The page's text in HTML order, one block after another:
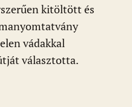
kitöltött és
vádakkal
választotta.